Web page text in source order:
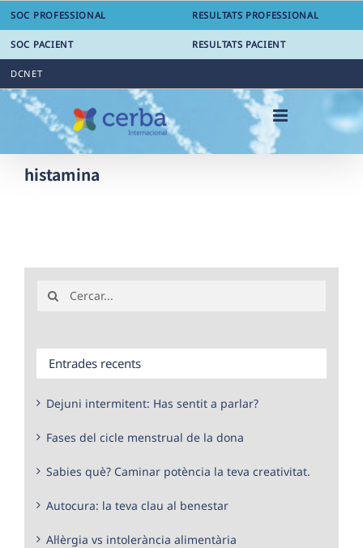
Skip
content
SOC PROFESSIONAL RESULTATS PROFESSIONAL
SOC PACIENT RESULTATS PACIENT
DCNET
histamina
for:
Entrades recents
Dejuni intermitent: Has sentit a parlar?
Fases del cicle menstrual de la dona
Sabies què? Caminar potència la teva creativitat.
Autocura: la teva clau al benestar
Al·lèrgia vs intolerància alimentària